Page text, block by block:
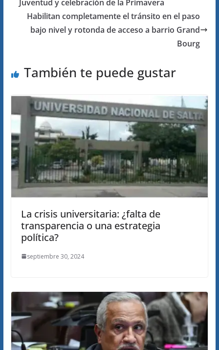
Juventud y celebración de la Primavera
Habilitan completamente el tránsito en el paso
bajo nivel y rotonda de acceso a barrio Grand
Bourg
También te puede gustar
La crisis universitaria: ¿falta de
transparencia o una estrategia
política?
septiembre 30, 2024